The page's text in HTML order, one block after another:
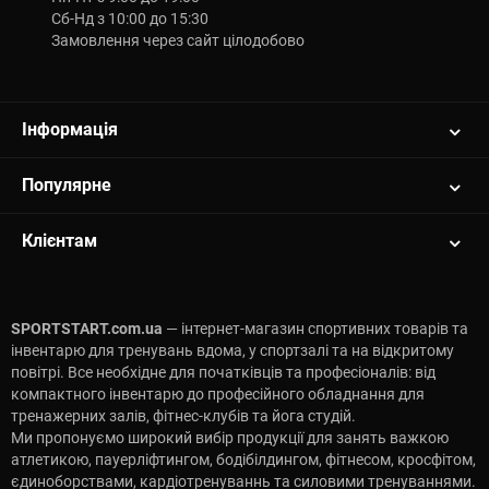
Сб-Нд з 10:00 до 15:30
Замовлення через сайт цілодобово
Інформація
Популярне
Клієнтам
SPORTSTART.com.ua — інтернет-магазин спортивних товарів та
інвентарю для тренувань вдома, у спортзалі та на відкритому
повітрі. Все необхідне для початківців та професіоналів: від
компактного інвентарю до професійного обладнання для
тренажерних залів, фітнес-клубів та йога студій.
Ми пропонуємо широкий вибір продукції для занять важкою
атлетикою, пауерліфтингом, бодібілдингом, фітнесом, кросфітом,
єдиноборствами, кардіотренуваннь та силовими тренуваннями.